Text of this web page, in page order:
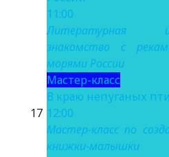
17
11:00
Литературная
знакомство с
морями России
Мастер-класс
В краю непуганых
12:00
Мастер-класс по
книжки-малышки